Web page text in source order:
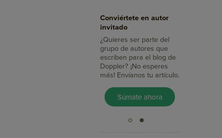
Conviértete en autor
invitado
¿Quieres ser parte del
grupo de autores que
escriben para el blog de
Doppler? ¡No esperes
más! Envíanos tu artículo.
Súmate ahora